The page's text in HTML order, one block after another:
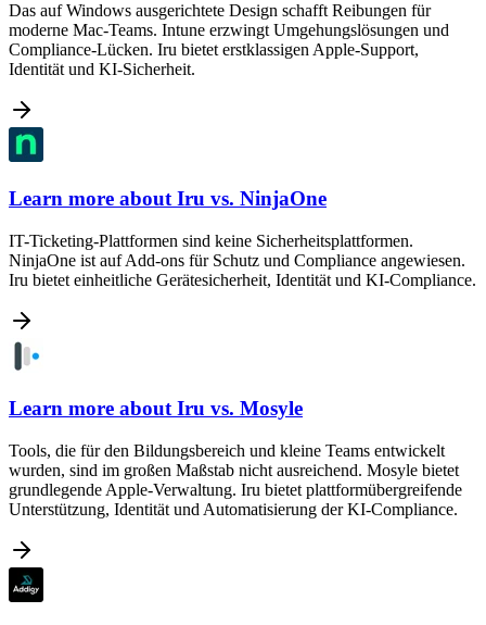
Das auf Windows ausgerichtete Design schafft Reibungen für
moderne Mac-Teams. Intune erzwingt Umgehungslösungen und
Compliance-Lücken. Iru bietet erstklassigen Apple-Support,
Identität und KI-Sicherheit.
Learn more about Iru vs. NinjaOne
IT-Ticketing-Plattformen sind keine Sicherheitsplattformen.
NinjaOne ist auf Add-ons für Schutz und Compliance angewiesen.
Iru bietet einheitliche Gerätesicherheit, Identität und KI-Compliance.
Learn more aboutIru vs. Mosyle
Tools, die für den Bildungsbereich und kleine Teams entwickelt
wurden, sind im großen Maßstab nicht ausreichend. Mosyle bietet
grundlegende Apple-Verwaltung. Iru bietet plattformübergreifende
Unterstützung, Identität und Automatisierung der KI-Compliance.